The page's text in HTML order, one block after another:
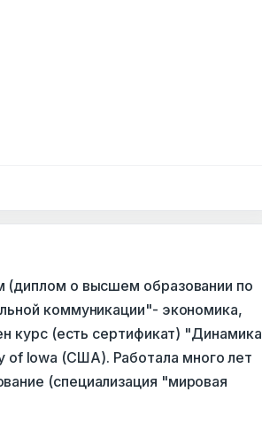
о высшем образовании по
коммуникации"- экономика,
курс (есть сертификат) "Динамика
of Iowa (США). Работала много лет
(специализация "мировая